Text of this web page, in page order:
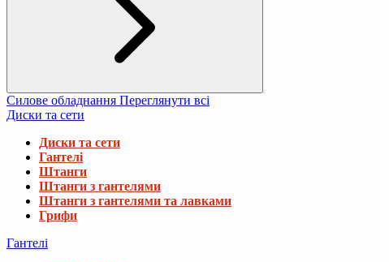
Силове обладнання Переглянути всі
Диски та сети
Диски та сети
Гантелі
Штанги
Штанги з гантелями
Штанги з гантелями та лавками
Грифи
Гантелі